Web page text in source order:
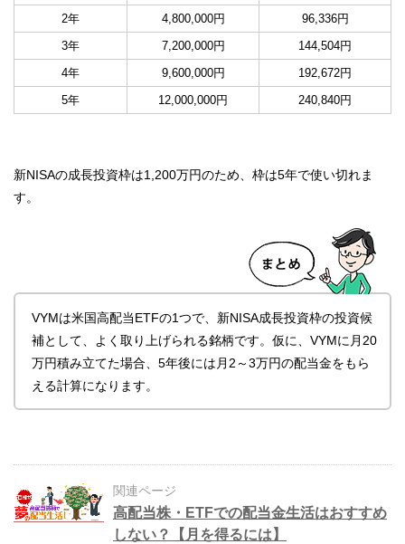
2年 4,800,000円
96,336円
3年
7,200,000円
144,504円
4年
9,600,000円
192,672円
5年
12,000,000円 240,840円
新NISAの成長投資枠は1,200万円のため、枠は5年で使い切れま
す。
VYMは米国高配当ETFの1つで、新NISA成長投資枠の投資候
補として、よく取り上げられる銘柄です。仮に、VYMに月20
万円積み立てた場合、5年後には月2～3万円の配当金をもら
える計算になります。
関連ページ
高配当株・ETFでの配当金生活はおすすめ
しない？【月を得るには】